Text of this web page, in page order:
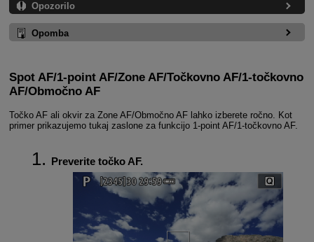
Opozorilo
Opomba
Spot AF/1-point AF/Zone AF/Točkovno AF/1-točkovno
AF/Območno AF
Točko AF ali okvir za Zone AF/Območno AF lahko izberete ročno. Kot
primer prikazujemo tukaj zaslone za funkcijo 1-point AF/1-točkovno AF.
Preverite točko AF.